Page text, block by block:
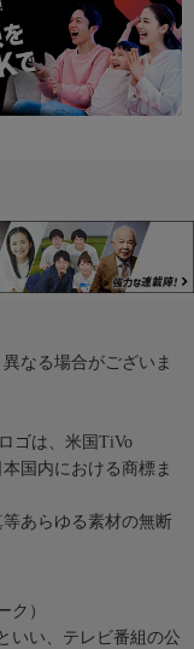
なる場合がございま
ゴは、米国TiVo
国内における商標ま
あらゆる素材の無断
ク）
いい、テレビ番組の公